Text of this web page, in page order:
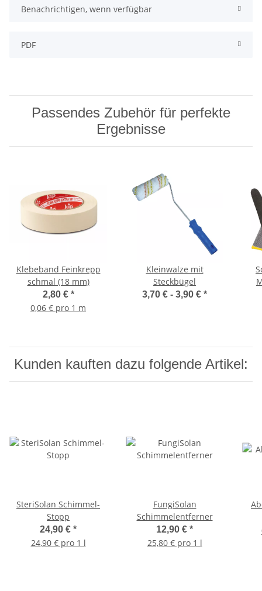
Benachrichtigen, wenn verfügbar
PDF
Passendes Zubehör für perfekte
Ergebnisse
Klebeband Feinkrepp
schmal (18 mm)
2,80 € *
0,06 € pro 1 m
Kleinwalze mit
Steckbügel
3,70 € - 3,90 € *
Kunden kauften dazu folgende Artikel:
SteriSolan Schimmel-
Stopp
24,90 € *
24,90 € pro 1 l
FungiSolan
Schimmelentferner
12,90 € *
25,80 € pro 1 l